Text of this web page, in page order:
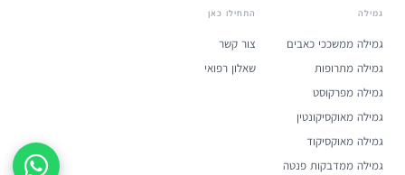
גמילה
גמילה ממשככי כאבים
גמילה מתרופות
גמילה מפרקוסט
גמילה מאוקסיקונטין
גמילה מאוקסיקוד
גמילה ממדבקות פנטה
התחילו כאן
צור קשר
שאלון רפואי